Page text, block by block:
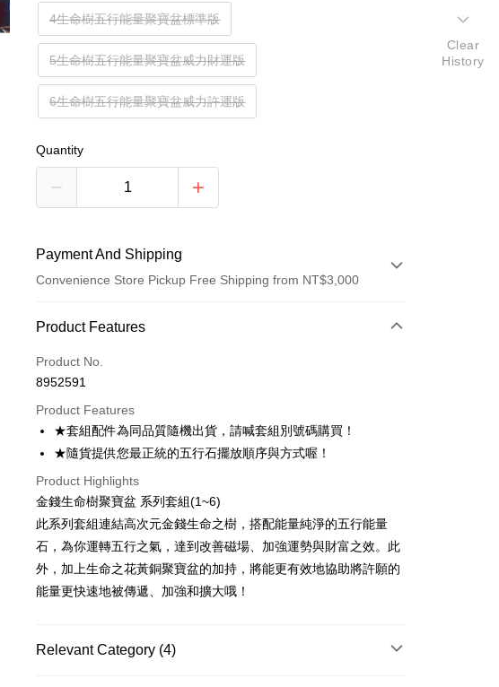
4生命樹五行能量聚寶盆標準版
5生命樹五行能量聚寶盆威力財運版
6生命樹五行能量聚寶盆威力許運版
Quantity
Payment And Shipping
Convenience Store Pickup Free Shipping from NT$3,000
Payment Method
Credit Card (Full Payment)
Convenience Store Pickup and Pay
LINE Pay
Apple Pay
JKOPAY
Easy Wallet
ATM Transfer
全家取貨付款
Product Features
Product No.
8952591
Product Features
★套組配件為同品質隨機出貨，請喊套組別號碼購買！
★隨貨提供您最正統的五行石擺放順序與方式喔！
Product Highlights
金錢生命樹聚寶盆 系列套組(1~6)
此系列套組連結高次元金錢生命之樹，搭配能量純淨的五行能量
石，為你運轉五行之氣，達到改善磁場、加強運勢與財富之效。此
外，加上生命之花黃銅聚寶盆的加持，將能更有效地協助將許願的
能量更快速地被傳遞、加強和擴大哦！
Relevant Category (4)
Clear
History